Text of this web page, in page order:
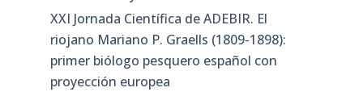
XXI Jornada Científica de ADEBIR. El
riojano Mariano P. Graells (1809-1898):
primer biólogo pesquero español con
proyección europea